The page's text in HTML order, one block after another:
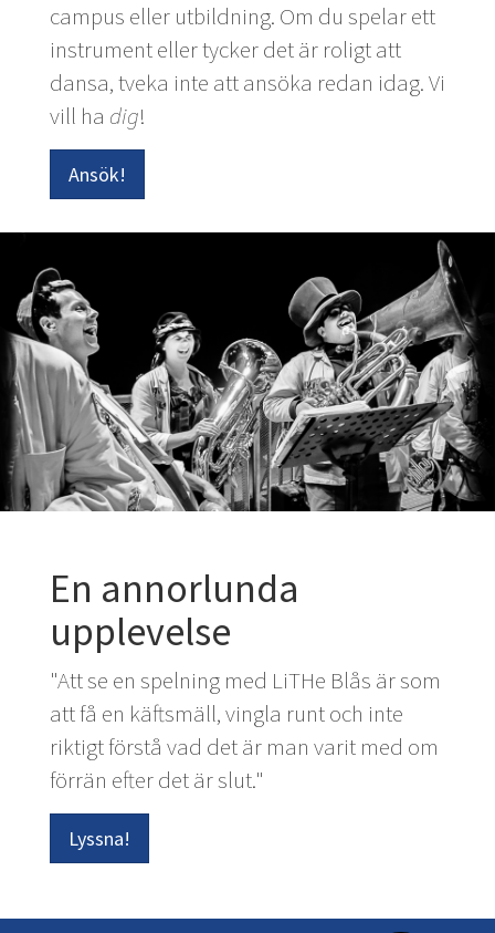
campus eller utbildning. Om du spelar ett
instrument eller tycker det är roligt att
dansa, tveka inte att ansöka redan idag. Vi
vill ha dig!
Ansök!
En annorlunda
upplevelse
"Att se en spelning med LiTHe Blås är som
att få en käftsmäll, vingla runt och inte
riktigt förstå vad det är man varit med om
förrän efter det är slut."
Lyssna!